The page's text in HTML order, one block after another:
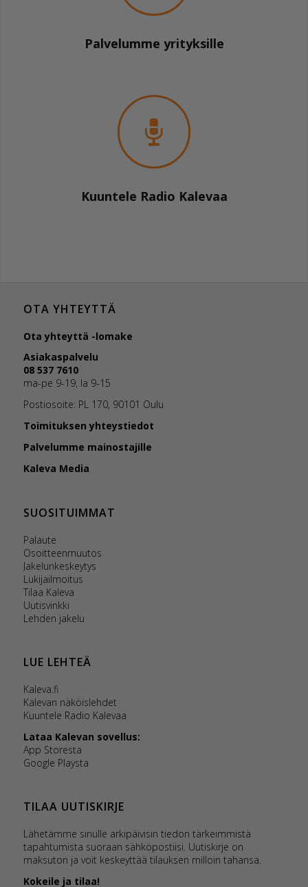
Palvelumme yrityksille
Kuuntele Radio Kalevaa
OTA YHTEYTTÄ
Ota yhteyttä -lomake
Asiakaspalvelu
08 537 7610
ma-pe 9-19, la 9-15
Postiosoite: PL 170, 90101 Oulu
Toimituksen yhteystiedot
Palvelumme mainostajille
Kaleva Media
SUOSITUIMMAT
Palaute
Osoitteenmuutos
Jakelunkeskeytys
Lukijailmoitus
Tilaa Kaleva
Uutisvinkki
Lehden jakelu
LUE LEHTEÄ
Kaleva.fi
Kalevan näköislehdet
Kuuntele Radio Kalevaa
Lataa Kalevan sovellus:
App Storesta
Google Playsta
TILAA UUTISKIRJE
Lähetämme sinulle arkipäivisin tiedon tärkeimmistä
tapahtumista suoraan sähköpostiisi. Uutiskirje on
maksuton ja voit keskeyttää tilauksen milloin tahansa.
Kokeile ja tilaa!